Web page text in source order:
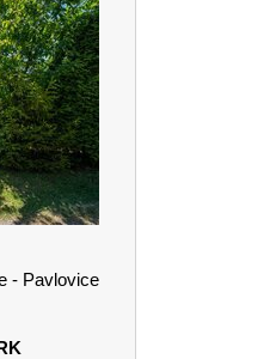
- Pavlovice